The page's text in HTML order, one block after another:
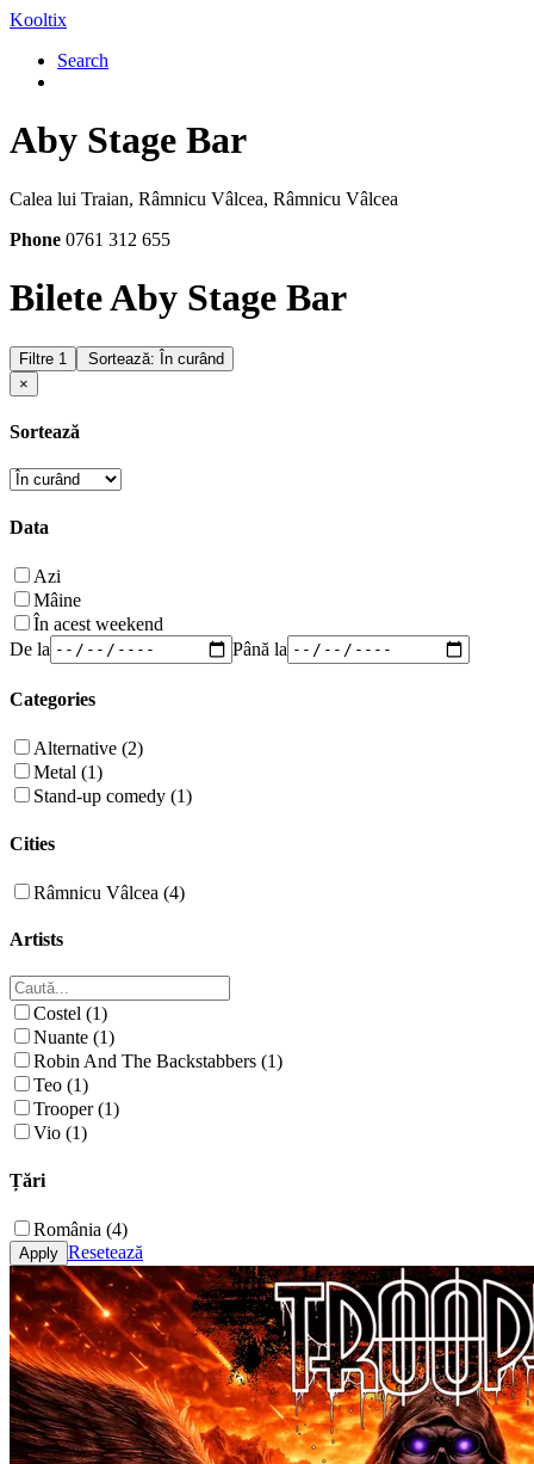
Kooltix
Search
Aby Stage Bar
Calea lui Traian, Râmnicu Vâlcea, Râmnicu Vâlcea
Phone 0761 312 655
Bilete Aby Stage Bar
Filtre 1
Sortează: În curând
×
Sortează
Data
Azi
Mâine
În acest weekend
De la
Până la
Categories
Alternative (2)
Metal (1)
Stand-up comedy (1)
Cities
Râmnicu Vâlcea (4)
Artists
Costel (1)
Nuante (1)
Robin And The Backstabbers (1)
Teo (1)
Trooper (1)
Vio (1)
Țări
România (4)
Resetează